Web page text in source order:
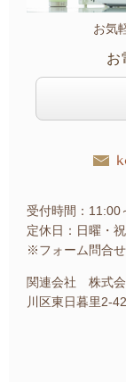
お気
お
受付時間：11:00
定休日：日曜・
※フォーム問合
関連会社 株式
川区東日暮里2-